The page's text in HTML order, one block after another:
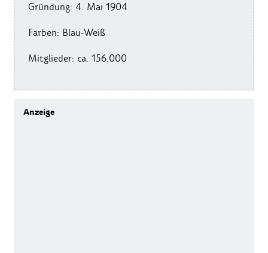
Gründung: 4. Mai 1904
Farben: Blau-Weiß
Mitglieder: ca. 156.000